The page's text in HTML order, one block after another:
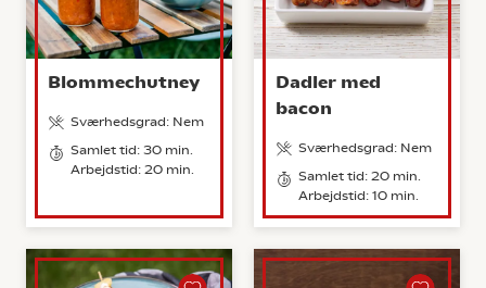
Blommechutney
Sværhedsgrad: Nem
Samlet tid: 30 min.
Arbejdstid: 20 min.
Dadler med
bacon
Sværhedsgrad: Nem
Samlet tid: 20 min.
Arbejdstid: 10 min.